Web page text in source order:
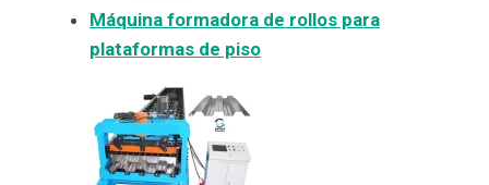
Máquina formadora de rollos para
plataformas de piso